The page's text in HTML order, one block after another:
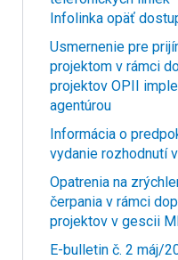
Infolinka opäť
Usmernenie pre
projektom v rámci
projektov OPII
agentúrou
Informácia o
vydanie rozhodnutí
Opatrenia na
čerpania v rámci
projektov v gescii
E-bulletin č. 2 máj/